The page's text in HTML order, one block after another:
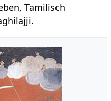
Tamilisch